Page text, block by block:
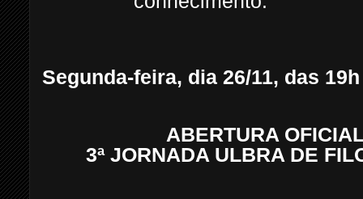
Segunda-feira, dia 26/11, das
ABERTURA
3ª JORNADA ULBRA DE